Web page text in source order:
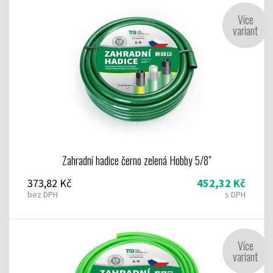
Zahradní hadice černo zelená Hobby 5/8"
373,82 Kč
bez DPH
452,32 Kč
s DPH
Více
variant
Více
variant